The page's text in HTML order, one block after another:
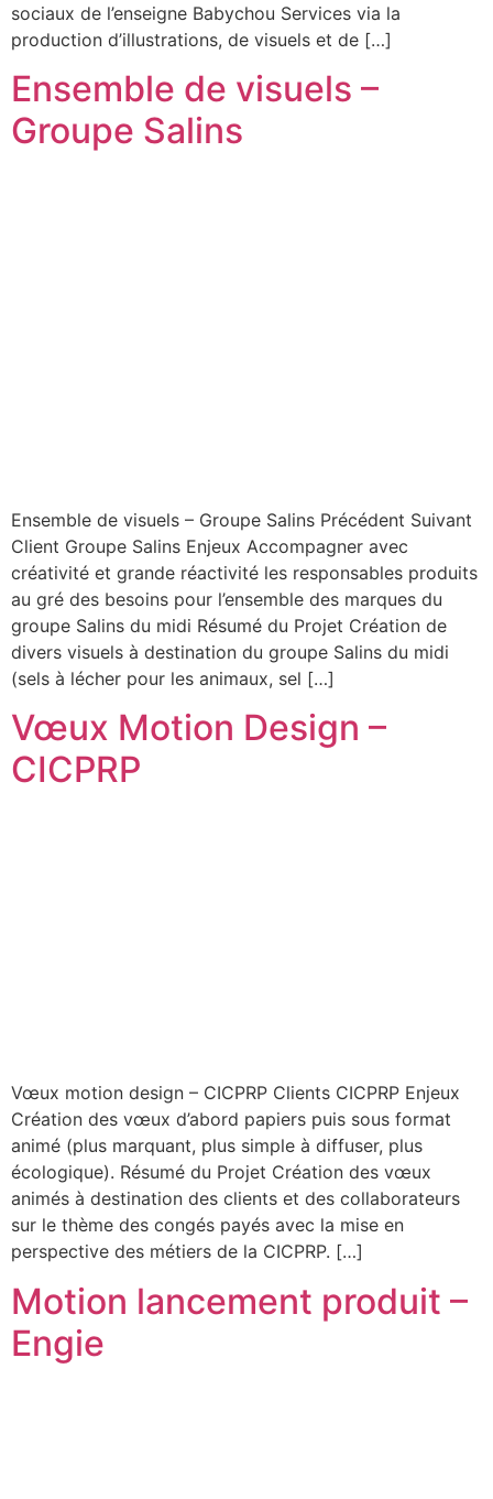
sociaux de l’enseigne Babychou Services via la
production d’illustrations, de visuels et de […]
Ensemble de visuels –
Groupe Salins
Ensemble de visuels – Groupe Salins Précédent Suivant
Client Groupe Salins Enjeux Accompagner avec
créativité et grande réactivité les responsables produits
au gré des besoins pour l’ensemble des marques du
groupe Salins du midi Résumé du Projet Création de
divers visuels à destination du groupe Salins du midi
(sels à lécher pour les animaux, sel […]
Vœux Motion Design –
CICPRP
Vœux motion design – CICPRP Clients CICPRP Enjeux
Création des vœux d’abord papiers puis sous format
animé (plus marquant, plus simple à diffuser, plus
écologique). Résumé du Projet Création des vœux
animés à destination des clients et des collaborateurs
sur le thème des congés payés avec la mise en
perspective des métiers de la CICPRP. […]
Motion lancement produit –
Engie